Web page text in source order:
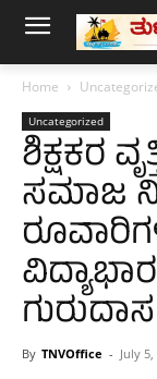
Home
Uncategorized
ಶಿಕ್ಷಕರ
ಸಮಾಜ
By TNVOffice - July